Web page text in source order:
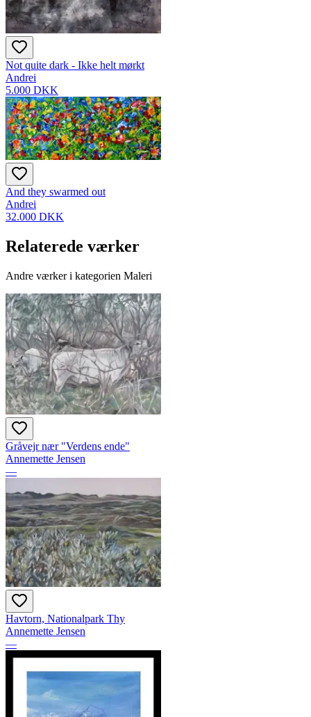
Not quite dark - Ikke helt mørkt
Andrei
5.000 DKK
And they swarmed out
Andrei
32.000 DKK
Relaterede værker
Andre værker i kategorien Maleri
Gråvejr nær "Verdens ende"
Annemette Jensen
—
Havtorn, Nationalpark Thy
Annemette Jensen
—